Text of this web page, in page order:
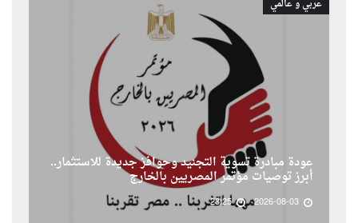
عربي و عالمي
عودة مبادرة تسوية التجنيد وحوافز جديدة للاستثمار..
أبرز توصيات مؤتمر المصريين بالخارج
2026-08-03
23:25